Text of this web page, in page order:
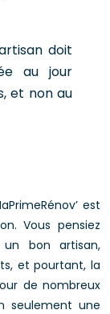
doit
au jour
et non au
est
Vous pensiez
bon artisan,
et pourtant, la
de nombreux
seulement une